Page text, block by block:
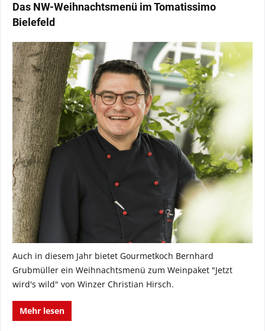
Das NW-Weihnachtsmenü im Tomatissimo
Bielefeld
Auch in diesem Jahr bietet Gourmetkoch Bernhard
Grubmüller ein Weihnachtsmenü zum Weinpaket "Jetzt
wird's wild" von Winzer Christian Hirsch.
Mehr lesen